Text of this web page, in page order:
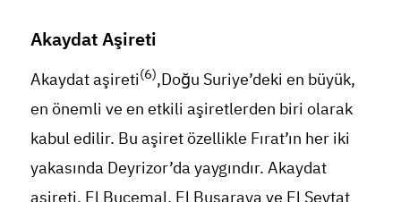
Akaydat Aşireti
Akaydat aşireti(6),Doğu Suriye’deki en büyük,
en önemli ve en etkili aşiretlerden biri olarak
kabul edilir. Bu aşiret özellikle Fırat’ın her iki
yakasında Deyrizor’da yaygındır. Akaydat
aşireti, El Bucemal, El Busaraya ve El Şeytat